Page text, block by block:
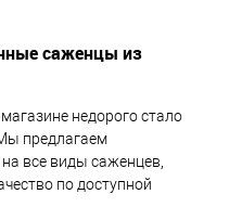
саженцы из
недорого стало
предлагаем
все виды саженцев,
по доступной